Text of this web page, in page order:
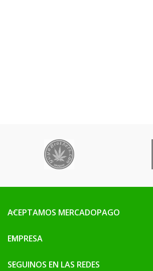
ACEPTAMOS MERCADOPAGO
EMPRESA
SEGUINOS EN LAS REDES